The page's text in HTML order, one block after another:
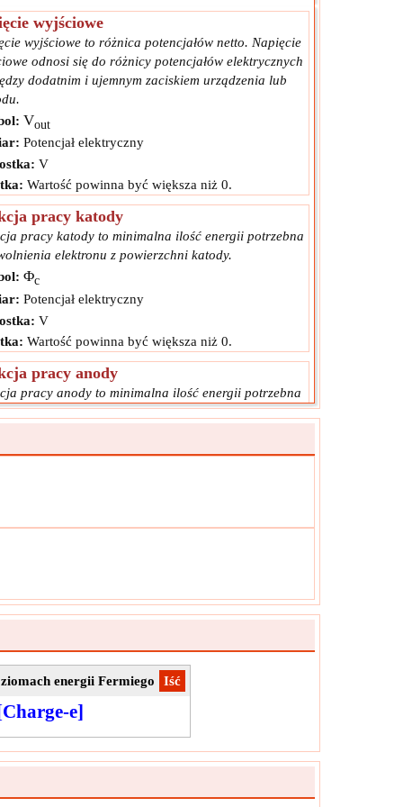
wyjściowe
wyjściowe to różnica potencjałów netto. Napięcie
odnosi się do różnicy potencjałów elektrycznych
dodatnim i ujemnym zaciskiem urządzenia lub
Vout
Potencjał elektryczny
V
Wartość powinna być większa niż 0.
pracy katody
pracy katody to minimalna ilość energii potrzebna
elektronu z powierzchni katody.
Φc
Potencjał elektryczny
V
Wartość powinna być większa niż 0.
pracy anody
pracy anody to minimalna ilość energii potrzebna
elektronu z powierzchni anody.
Potencjał elektryczny
​Iść
energii Fermiego
e]